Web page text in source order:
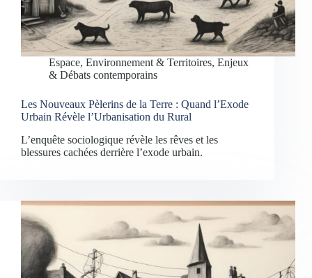
Espace, Environnement & Territoires, Enjeux
& Débats contemporains
Les Nouveaux Pèlerins de la Terre : Quand l’Exode
Urbain Révèle l’Urbanisation du Rural
L’enquête sociologique révèle les rêves et les
blessures cachées derrière l’exode urbain.